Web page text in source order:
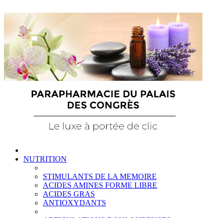
NUTRITION
STIMULANTS DE LA MEMOIRE
ACIDES AMINES FORME LIBRE
ACIDES GRAS
ANTIOXYDANTS